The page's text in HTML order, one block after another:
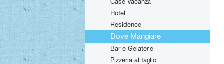
Hotel
Residence
Dove Mangiare
Bar e Gelaterie
Pizzeria al taglio